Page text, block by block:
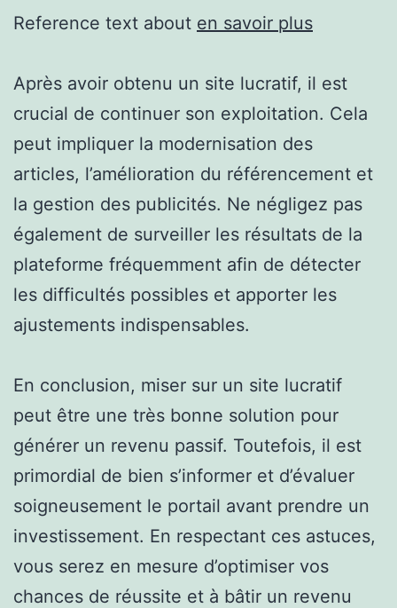
Reference text about en savoir plus
Après avoir obtenu un site lucratif, il est
crucial de continuer son exploitation. Cela
peut impliquer la modernisation des
articles, l’amélioration du référencement et
la gestion des publicités. Ne négligez pas
également de surveiller les résultats de la
plateforme fréquemment afin de détecter
les difficultés possibles et apporter les
ajustements indispensables.
En conclusion, miser sur un site lucratif
peut être une très bonne solution pour
générer un revenu passif. Toutefois, il est
primordial de bien s’informer et d’évaluer
soigneusement le portail avant prendre un
investissement. En respectant ces astuces,
vous serez en mesure d’optimiser vos
chances de réussite et à bâtir un revenu